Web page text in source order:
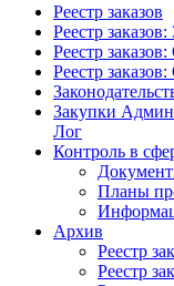
Реестр заказов
Реестр
Реестр
Реестр
Закупки
Лог
Контроль в
Планы
Архив
Реестр
Реестр